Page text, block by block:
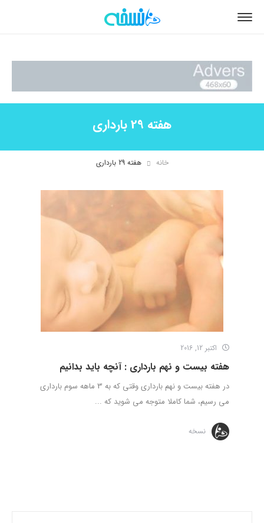
هفته 29 بارداری
خانه هفته 29 بارداری
اکتبر 12, 2016
هفته بیست و نهم بارداری : آنچه باید بدانیم
در هفته بیست و نهم بارداری وقتی که به 3 ماهه سوم بارداری
می رسیم، شما کاملا متوجه می شوید که ...
نسخه